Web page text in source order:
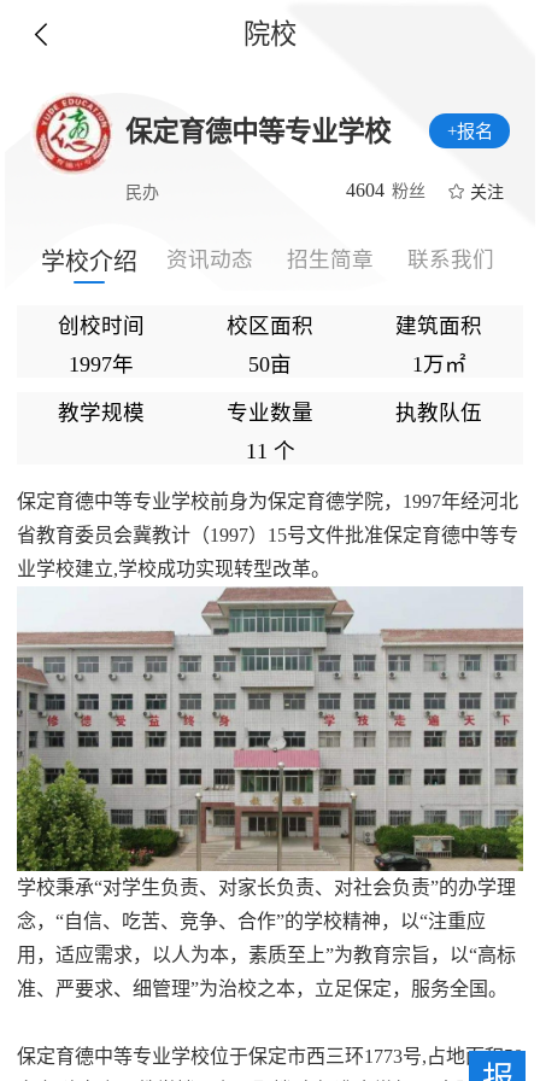
院校
保定育德中等专业学校 +报名
民办 4604 粉丝 关注
学校介绍 资讯动态 招生简章 联系我们
创校时间
1997年
校区面积
50亩
建筑面积
1万㎡
教学规模
专业数量
11 个
执教队伍
保定育德中等专业学校前身为保定育德学院，1997年经河北
省教育委员会冀教计（1997）15号文件批准保定育德中等专
业学校建立,学校成功实现转型改革。
学校秉承“对学生负责、对家长负责、对社会负责”的办学理
念，“自信、吃苦、竞争、合作”的学校精神，以“注重应
用，适应需求，以人为本，素质至上”为教育宗旨，以“高标
准、严要求、细管理”为治校之本，立足保定，服务全国。
保定育德中等专业学校位于保定市西三环1773号,占地面积50